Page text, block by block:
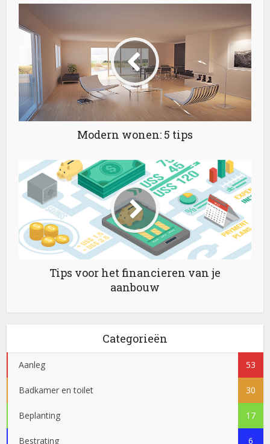
Modern wonen: 5 tips
Tips voor het financieren van je
aanbouw
Categorieën
Aanleg 53
Badkamer en toilet 30
Beplanting 17
Bestrating 6